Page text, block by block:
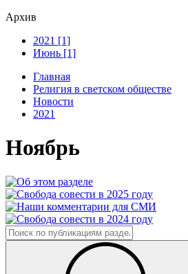
Архив
2021 [1]
Июнь [1]
Главная
Религия в светском обществе
Новости
2021
Ноябрь